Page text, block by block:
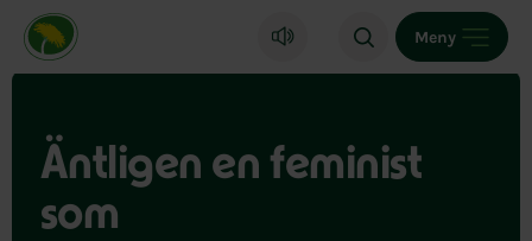
Miljöpartiet de gröna, startsida
Meny
Äntligen en feminist
som